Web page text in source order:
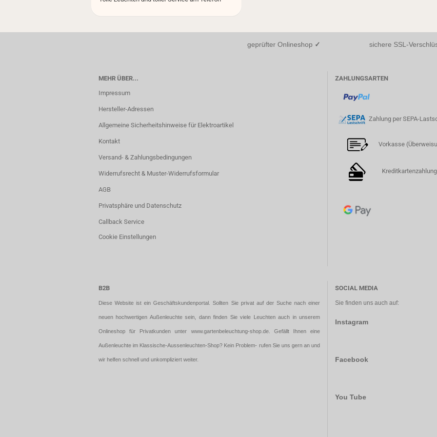
geprüfter Onlineshop ✓ sichere SSL-
MEHR ÜBER...
Impressum
Hersteller-Adressen
Allgemeine Sicherheitshinweise für Elektroartikel
Kontakt
Versand- & Zahlungsbedingungen
Widerrufsrecht & Muster-Widerrufsformular
AGB
Privatsphäre und Datenschutz
Callback Service
Cookie Einstellungen
ZAHLUNGSARTEN
Zahlung per SEPA-
Vorkasse
Kreditkartenzahlung
B2B
Diese Website ist ein Geschäftskundenportal. Sollten Sie privat auf der Suche nach einer
neuen hochwertigen Außenleuchte sein, dann finden Sie viele Leuchten auch in unserem
Onlineshop für Privatkunden unter www.gartenbeleuchtung-shop.de. Gefällt Ihnen eine
Außenleuchte im Klassische-Aussenleuchten-Shop? Kein Problem- rufen Sie uns gern an und
wir helfen schnell und unkompliziert weiter.
SOCIAL MEDIA
Sie finden uns auch auf:
Instagram
Facebook
You Tube